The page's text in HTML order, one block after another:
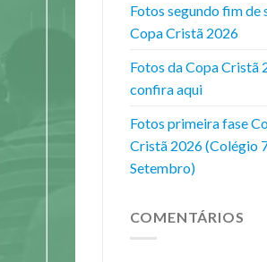
Fotos segundo fim de
Copa Cristã 2026
Fotos da Copa Cristã
confira aqui
Fotos primeira fase
Cristã 2026 (Colégio
Setembro)
COMENTÁRIOS